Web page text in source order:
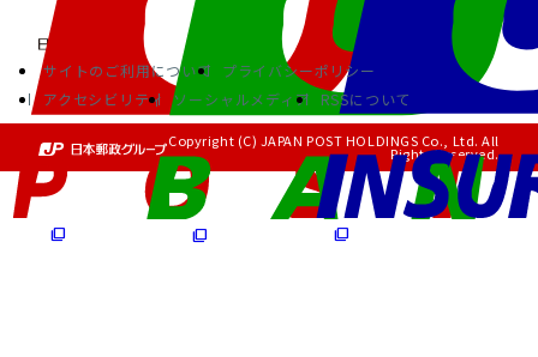
サイトのご利用について
プライバシーポリシー
アクセシビリティ
ソーシャルメディア RSSについて
Copyright (C) JAPAN POST HOLDINGS Co., Ltd. All
Rights Reserved.